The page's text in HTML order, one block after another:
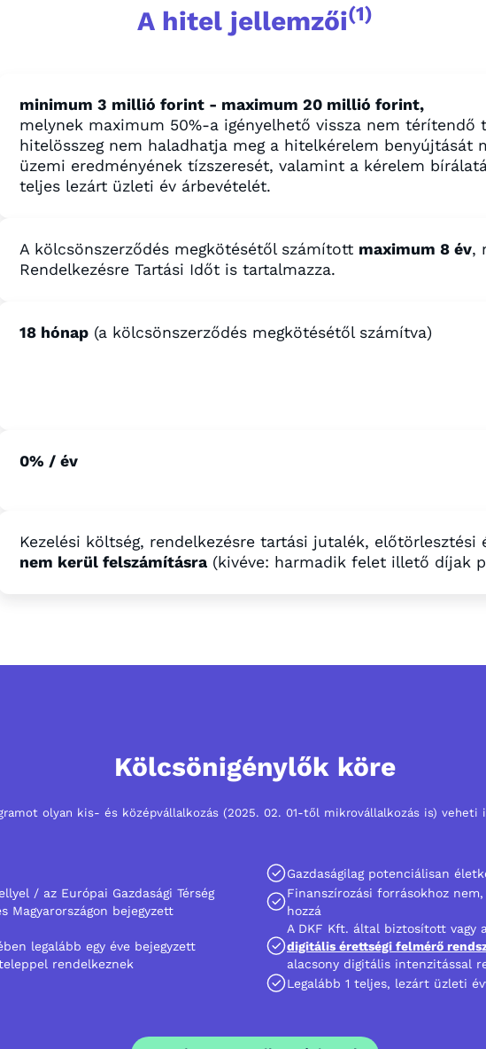
A hitel jellemzői(1)
minimum 3 millió forint - maximum 20 millió forint,
melynek maximum 50%-a igényelhető vissza nem térítendő
hitelösszeg nem haladhatja meg a hitelkérelem benyújtását
üzemi eredményének tízszeresét, valamint a kérelem
teljes lezárt üzleti év árbevételét.
A kölcsönszerződés megkötésétől számított maximum 8 év,
Rendelkezésre Tartási Időt is tartalmazza.
18 hónap (a kölcsönszerződés megkötésétől számítva)
0% / év
Kezelési költség, rendelkezésre tartási jutalék, előtörlesztési
nem kerül felszámításra (kivéve: harmadik felet illető díjak
Kölcsönigénylők köre
olyan kis- és középvállalkozás (2025. 02. 01-től mikrovállalkozás is) veheti
/ az Európai Gazdasági Térség
Magyarországon bejegyzett
legalább egy éve bejegyzett
rendelkeznek
Gazdaságilag potenciálisan
Finanszírozási forrásokhoz
hozzá
A DKF Kft. által biztosított vagy
digitális érettségi felmérő
alacsony digitális intenzitással
Legalább 1 teljes, lezárt üzleti